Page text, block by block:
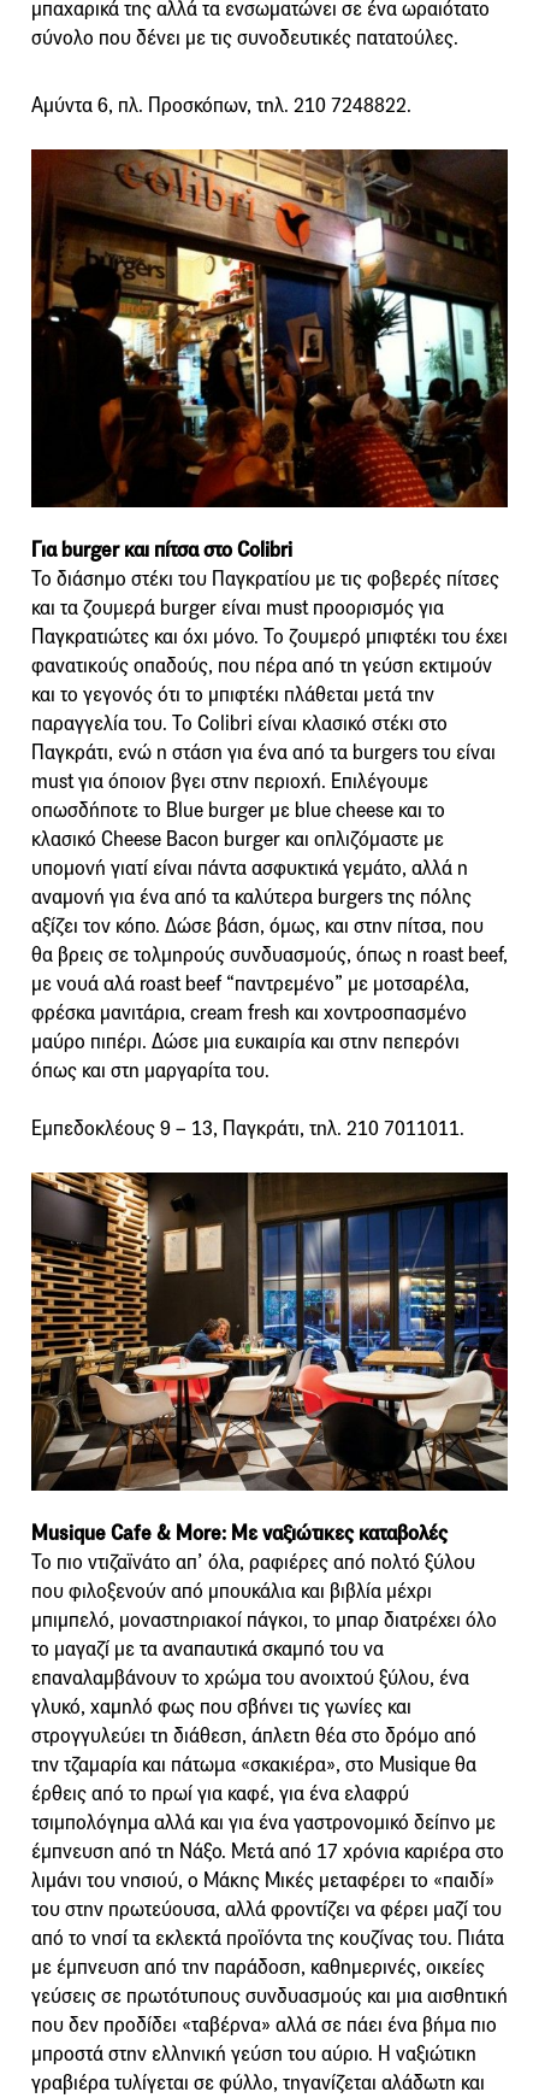
μπαχαρικά της αλλά τα ενσωματώνει σε ένα ωραιότατο
σύνολο που δένει με τις συνοδευτικές πατατούλες.
Αμύντα 6, πλ. Προσκόπων, τηλ. 210 7248822.
Για burger και πίτσα στο Colibri
Το διάσημο στέκι του Παγκρατίου με τις φοβερές πίτσες
και τα ζουμερά burger είναι must προορισμός για
Παγκρατιώτες και όχι μόνο. Το ζουμερό μπιφτέκι του έχει
φανατικούς οπαδούς, που πέρα από τη γεύση εκτιμούν
και το γεγονός ότι το μπιφτέκι πλάθεται μετά την
παραγγελία του. Το Colibri είναι κλασικό στέκι στο
Παγκράτι, ενώ η στάση για ένα από τα burgers του είναι
must για όποιον βγει στην περιοχή. Επιλέγουμε
οπωσδήποτε το Blue burger με blue cheese και το
κλασικό Cheese Bacon burger και οπλιζόμαστε με
υπομονή γιατί είναι πάντα ασφυκτικά γεμάτο, αλλά η
αναμονή για ένα από τα καλύτερα burgers της πόλης
αξίζει τον κόπο. Δώσε βάση, όμως, και στην πίτσα, που
θα βρεις σε τολμηρούς συνδυασμούς, όπως η roast beef,
με νουά αλά roast beef “παντρεμένο” με μοτσαρέλα,
φρέσκα μανιτάρια, cream fresh και χοντροσπασμένο
μαύρο πιπέρι. Δώσε μια ευκαιρία και στην πεπερόνι
όπως και στη μαργαρίτα του.
Εμπεδοκλέους 9 – 13, Παγκράτι, τηλ. 210 7011011.
Μusique Cafe & More: Με ναξιώτικες καταβολές
Το πιο ντιζαϊνάτο απ’ όλα, ραφιέρες από πολτό ξύλου
που φιλοξενούν από μπουκάλια και βιβλία μέχρι
μπιμπελό, μοναστηριακοί πάγκοι, το μπαρ διατρέχει όλο
το μαγαζί με τα αναπαυτικά σκαμπό του να
επαναλαμβάνουν το χρώμα του ανοιχτού ξύλου, ένα
γλυκό, χαμηλό φως που σβήνει τις γωνίες και
στρογγυλεύει τη διάθεση, άπλετη θέα στο δρόμο από
την τζαμαρία και πάτωμα «σκακιέρα», στο Musique θα
έρθεις από το πρωί για καφέ, για ένα ελαφρύ
τσιμπολόγημα αλλά και για ένα γαστρονομικό δείπνο με
έμπνευση από τη Νάξο. Μετά από 17 χρόνια καριέρα στο
λιμάνι του νησιού, ο Μάκης Μικές μεταφέρει το «παιδί»
του στην πρωτεύουσα, αλλά φροντίζει να φέρει μαζί του
από το νησί τα εκλεκτά προϊόντα της κουζίνας του. Πιάτα
με έμπνευση από την παράδοση, καθημερινές, οικείες
γεύσεις σε πρωτότυπους συνδυασμούς και μια αισθητική
που δεν προδίδει «ταβέρνα» αλλά σε πάει ένα βήμα πιο
μπροστά στην ελληνική γεύση του αύριο. Η ναξιώτικη
γραβιέρα τυλίγεται σε φύλλο, τηγανίζεται αλάδωτη και